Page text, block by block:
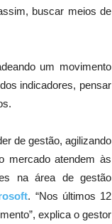
buscar meios de
um movimento
indicadores, pensar
de gestão, agilizando
mercado atendem às
na área de gestão
. “Nos últimos 12
explica o gestor